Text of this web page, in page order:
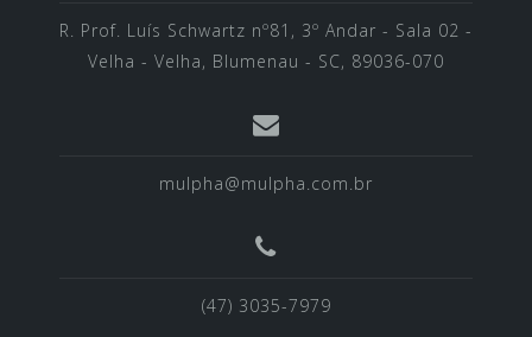
R. Prof. Luís Schwartz nº81, 3º Andar - Sala 02 -
Velha - Velha, Blumenau - SC, 89036-070
mulpha@mulpha.com.br
(47) 3035-7979